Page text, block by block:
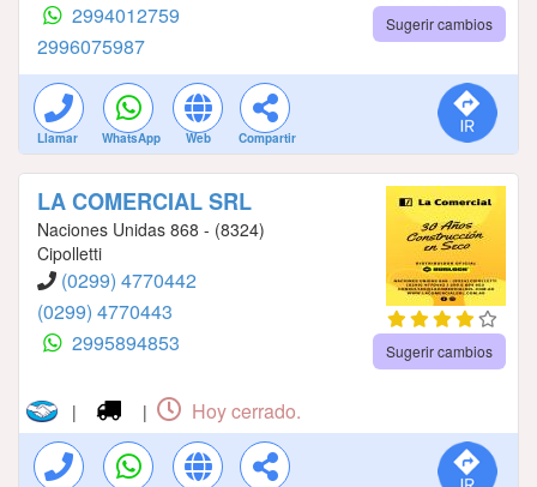
2994012759
2996075987
Sugerir cambios
Llamar WhatsApp Web Compartir
LA COMERCIAL SRL
Naciones Unidas 868 - (8324)
Cipolletti
(0299) 4770442
(0299) 4770443
2995894853
Sugerir cambios
| | Hoy cerrado.